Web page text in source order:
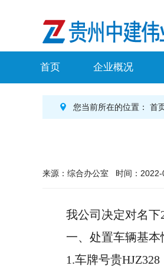
首页 企业概况
您当前所在的位置： 首
来源：综合办公室 时间：
我公司决定对名下2
一、处置车辆基本
1.车牌号贵HJZ328